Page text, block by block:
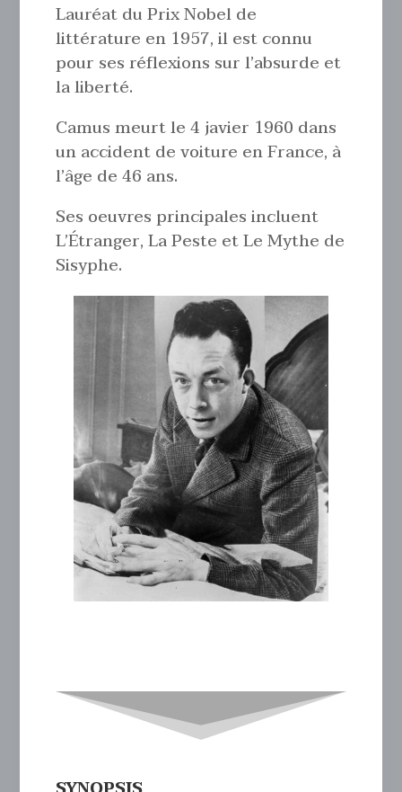
Lauréat du Prix Nobel de
littérature en 1957, il est connu
pour ses réflexions sur l’absurde et
la liberté.
Camus meurt le 4 javier 1960 dans
un accident de voiture en France, à
l’âge de 46 ans.
Ses oeuvres principales incluent
L’Étranger, La Peste et Le Mythe de
Sisyphe.